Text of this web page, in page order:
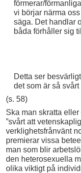
förmerar/
vi börjar närma
säga. Det handlar
båda förhåller sig
Detta ser
det som är så
(s. 58)
Ska man skratta
”svårt att
verklighetsfrånvänt
premierar vissa
man som blir
den heterosexuella
olika viktigt på